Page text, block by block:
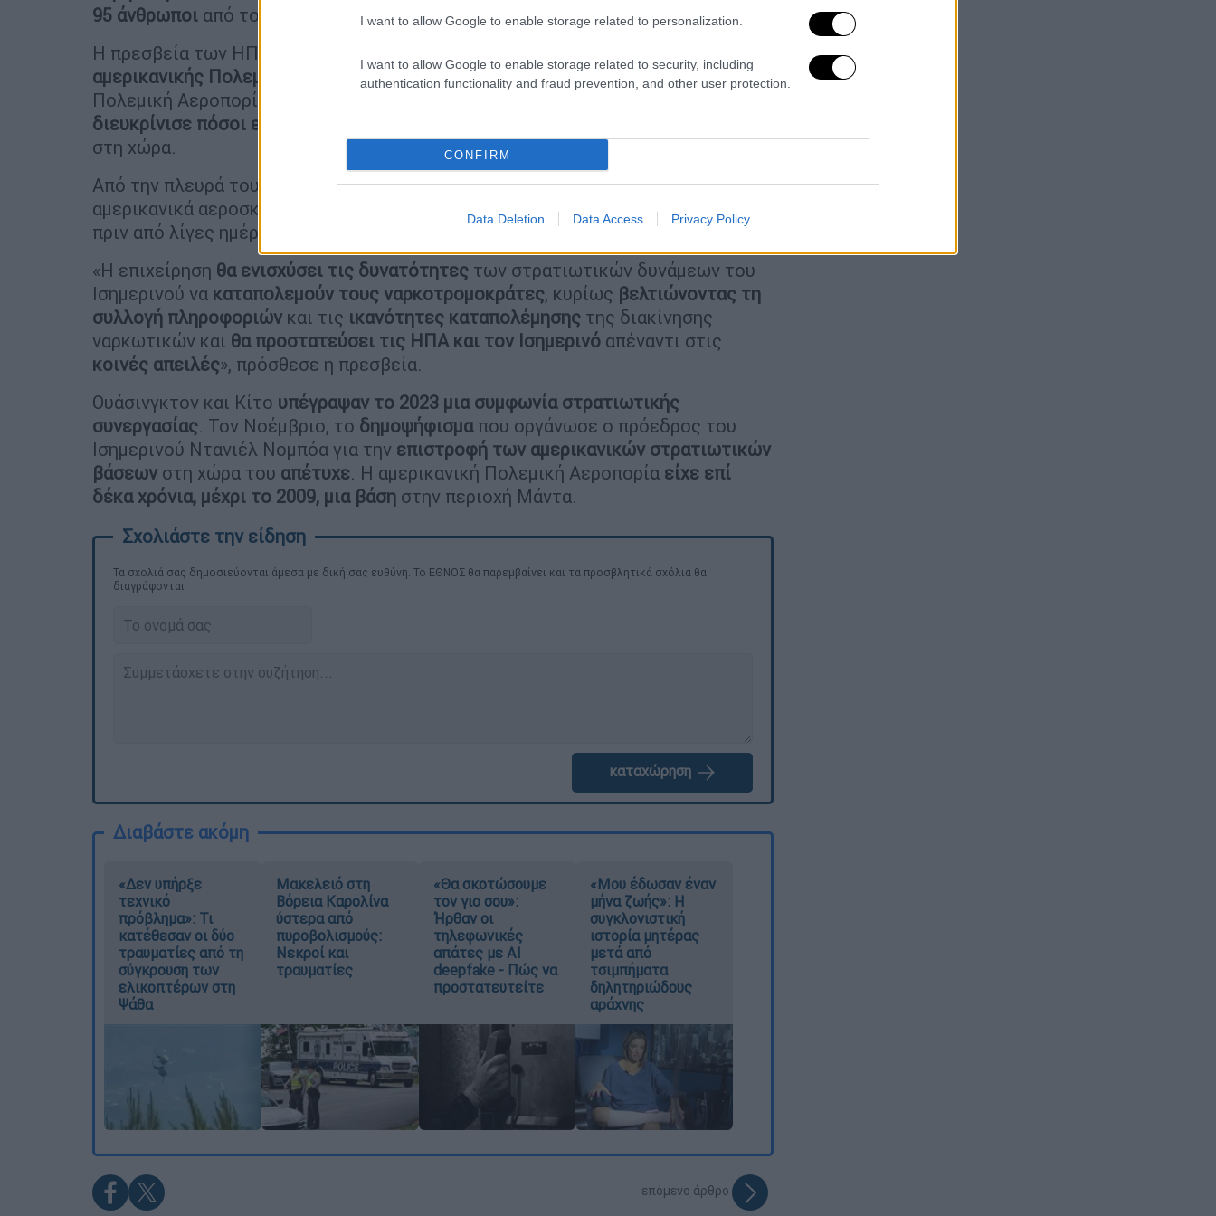
I want to allow Google to enable storage related to personalization.
I want to allow Google to enable storage related to security, including
authentication functionality and fraud prevention, and other user protection.
CONFIRM
Data Deletion Data Access Privacy Policy
95 άνθρωποι από τον Σεπτέμβριο.
Η πρεσβεία των ΗΠΑ χαιρέτισε σήμερα την
αμερικανικής Πολεμικής Αεροπορίας«για μια προσωρινή επιχείρηση με την
Πολεμική Αεροπορία του Ισημερινού στη Μάντα», στα παράλια του Ειρηνικού.
διευκρίνισε πόσοι είναι
στη χώρα.
Από την πλευρά του, το
υπουργείο Άμυνας του Ισημερινούανακοίνωσε ότι
αμερικανικά αεροσκάφη που μετέφεραν
«υλικό στρατιωτικής φύσης»
πριν από λίγες ημέρες στη χώρα.
«Η επιχείρηση θα ενισχύσει τις δυνατότητες των στρατιωτικών δυνάμεων του
Ισημερινού να καταπολεμούν τους ναρκοτρομοκράτες, κυρίως βελτιώνοντας τη
συλλογή πληροφοριών και τις ικανότητες καταπολέμησης της διακίνησης
ναρκωτικών και θα προστατεύσει τις ΗΠΑ και τον Ισημερινό απέναντι στις
κοινές απειλές», πρόσθεσε η πρεσβεία.
Ουάσινγκτον και Κίτο υπέγραψαν το 2023 μια συμφωνία στρατιωτικής
συνεργασίας. Τον Νοέμβριο, το δημοψήφισμαπου οργάνωσε ο πρόεδρος του
Ισημερινού Ντανιέλ Νομπόα για την επιστροφή των αμερικανικών στρατιωτικών
βάσεων στη χώρα του απέτυχε. Η αμερικανική Πολεμική Αεροπορία είχε επί
δέκα χρόνια, μέχρι το 2009, μια βάση στην περιοχή Μάντα.
Τα σχολιά σας δημοσιεύονται άμεσα με δική σας ευθύνη. Το ΕΘΝΟΣ θα παρεμβαίνει και τα προσβλητικά σχόλια θα
διαγράφονται
καταχώρηση
Διαβάστε ακόμη
«Δεν υπήρξε
τεχνικό
πρόβλημα»: Τι
κατέθεσαν οι δύο
τραυματίες από τη
σύγκρουση των
ελικοπτέρων στη
Ψάθα
Μακελειό στη
Βόρεια Καρολίνα
ύστερα από
πυροβολισμούς:
Νεκροί και
τραυματίες
«Θα σκοτώσουμε
τον γιο σου»:
Ήρθαν οι
τηλεφωνικές
απάτες με AI
deepfake - Πώς να
προστατευτείτε
«Μου έδωσαν έναν
μήνα ζωής»: Η
συγκλονιστική
ιστορία μητέρας
μετά από
τσιμπήματα
δηλητηριώδους
αράχνης
επόμενο άρθρο